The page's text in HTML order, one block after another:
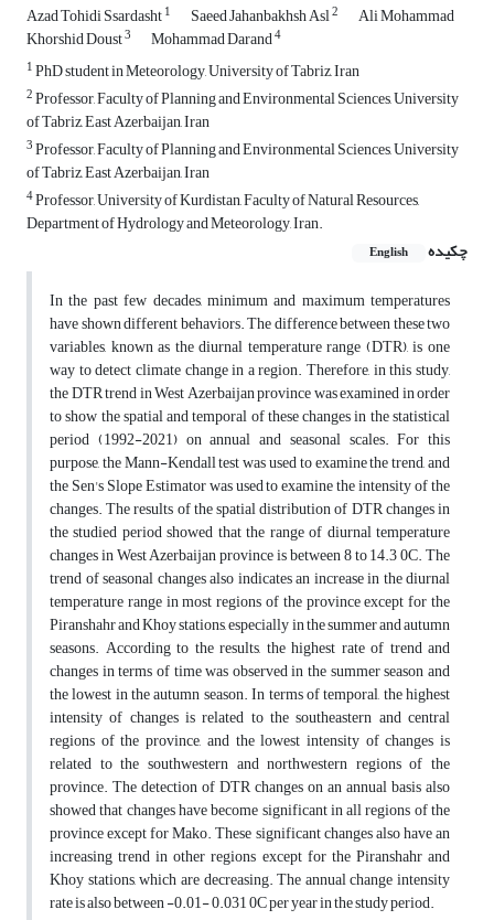
Azad Tohidi Ssardasht1 Saeed Jahanbakhsh Asl2 Ali Mohammad
Khorshid Doust3 Mohammad Darand4
1PhD student in Meteorology, University of Tabriz, Iran
2Professor, Faculty of Planning and Environmental Sciences, University
of Tabriz, East Azerbaijan, Iran
3Professor, Faculty of Planning and Environmental Sciences, University
of Tabriz, East Azerbaijan, Iran
4Professor, University of Kurdistan, Faculty of Natural Resources,
Department of Hydrology and Meteorology, Iran.
چکیده
English
In the past few decades, minimum and maximum temperatures
have shown different behaviors. The difference between these two
variables, known as the diurnal temperature range (DTR), is one
way to detect climate change in a region. Therefore, in this study,
the DTR trend in West Azerbaijan province was examined in order
to show the spatial and temporal of these changes in the statistical
period (1992-2021) on annual and seasonal scales. For this
purpose, the Mann-Kendall test was used to examine the trend, and
the Sen's Slope Estimator was used to examine the intensity of the
changes. The results of the spatial distribution of DTR changes in
the studied period showed that the range of diurnal temperature
changes in West Azerbaijan province is between 8 to 14.3 0C. The
trend of seasonal changes also indicates an increase in the diurnal
temperature range in most regions of the province except for the
Piranshahr and Khoy stations, especially in the summer and autumn
seasons. According to the results, the highest rate of trend and
changes in terms of time was observed in the summer season and
the lowest in the autumn season. In terms of temporal, the highest
intensity of changes is related to the southeastern and central
regions of the province, and the lowest intensity of changes is
related to the southwestern and northwestern regions of the
province. The detection of DTR changes on an annual basis also
showed that changes have become significant in all regions of the
province except for Mako. These significant changes also have an
increasing trend in other regions except for the Piranshahr and
Khoy stations, which are decreasing. The annual change intensity
rate is also between -0.01- 0.031 0C per year in the study period.